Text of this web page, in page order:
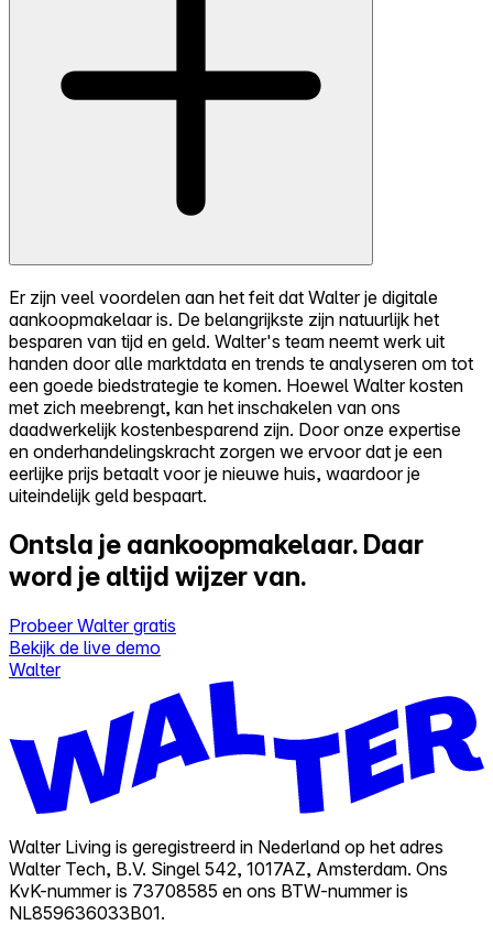
Er zijn veel voordelen aan het feit dat Walter je digitale
aankoopmakelaar is. De belangrijkste zijn natuurlijk het
besparen van tijd en geld. Walter's team neemt werk uit
handen door alle marktdata en trends te analyseren om tot
een goede biedstrategie te komen. Hoewel Walter kosten
met zich meebrengt, kan het inschakelen van ons
daadwerkelijk kostenbesparend zijn. Door onze expertise
en onderhandelingskracht zorgen we ervoor dat je een
eerlijke prijs betaalt voor je nieuwe huis, waardoor je
uiteindelijk geld bespaart.
Ontsla je aankoopmakelaar. Daar
word je altijd wijzer van.
Probeer Walter gratis
Bekijk de live demo
Walter
Walter Living is geregistreerd in Nederland op het adres
Walter Tech, B.V. Singel 542, 1017AZ, Amsterdam. Ons
KvK-nummer is 73708585 en ons BTW-nummer is
NL859636033B01.